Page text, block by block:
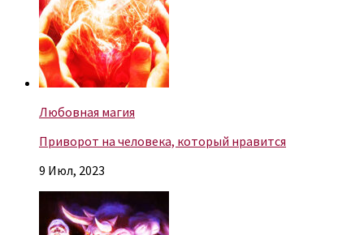
Любовная магия
Приворот на человека, который нравится
9 Июл, 2023